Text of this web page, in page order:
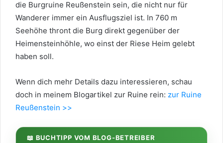
die Burgruine Reußenstein sein, die nicht nur für
Wanderer immer ein Ausflugsziel ist. In 760 m
Seehöhe thront die Burg direkt gegenüber der
Heimensteinhöhle, wo einst der Riese Heim gelebt
haben soll.
Wenn dich mehr Details dazu interessieren, schau
doch in meinem Blogartikel zur Ruine rein: zur Ruine
Reußenstein >>
📖 BUCHTIPP VOM BLOG-BETREIBER